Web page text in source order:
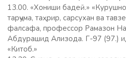
13.00. «Хониши бадеӣ.»
тарҷума, таҳрир, сарсухан ва
фалсафа, профессор Рамазон
Абдурашид Ализода. Г-97 (97.)
«Китоб.»